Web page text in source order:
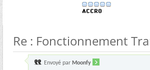
Re : Fonctionnement
Envoyé par Moonfy